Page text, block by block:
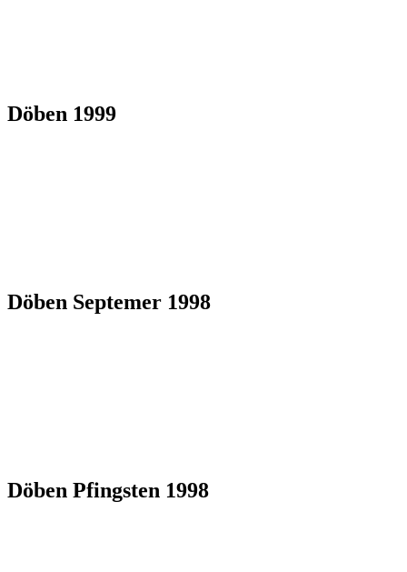
Döben 1999
Döben Septemer 1998
Döben Pfingsten 1998